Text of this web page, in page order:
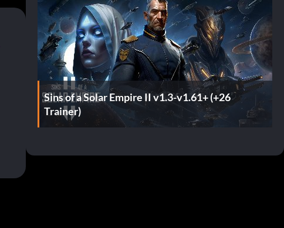
Sins of a Solar Empire II v1.3-v1.61+ (+26
Trainer)